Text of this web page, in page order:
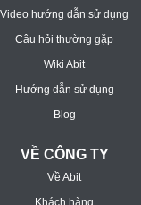
Video hướng dẫn sử dụng
Câu hỏi thường gặp
Wiki Abit
Hướng dẫn sử dụng
Blog
VỀ CÔNG TY
Về Abit
Khách hàng